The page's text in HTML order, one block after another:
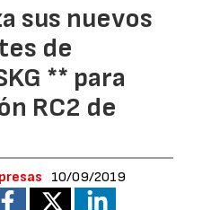
sus nuevos
de
** para
RC2 de
10/09/2019